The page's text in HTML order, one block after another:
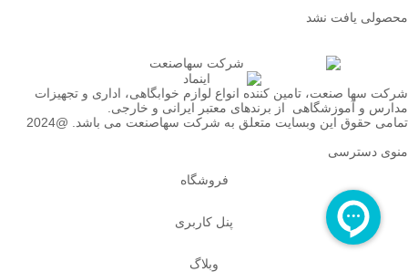
محصولی یافت نشد
شرکت سها صنعت، تامین کننده انواع لوازم خوابگاهی، اداری و تجهیزات
مدارس و آموزشگاهی از برندهای معتبر ایرانی و خارجی.
تمامی حقوق این وبسایت متعلق به شرکت سهاصنعت می باشد. @2024
منوی دسترسی
فروشگاه
پنل کاربری
وبلاگ